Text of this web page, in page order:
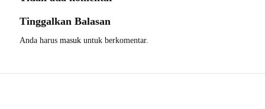
Tinggalkan Balasan
Anda harus masuk untuk berkomentar.